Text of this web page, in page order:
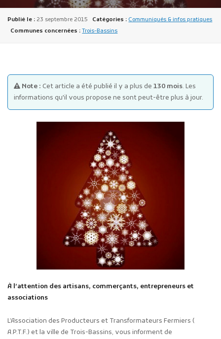
Publicité des actes
Marchés publics
Projets financés par l'Europe
Plans d'accès
Publié le : 23 septembre 2015 Catégories : Communiqués & infos pratiques
Communes concernées : Trois-Bassins
Note : Cet article a été publié il y a plus de 130 mois. Les
informations qu'il vous propose ne sont peut-être plus à jour.
À l’attention des artisans, commerçants, entrepreneurs et
associations
L’Association des Producteurs et Transformateurs Fermiers (
A.P.T.F.) et la ville de Trois-Bassins, vous informent de